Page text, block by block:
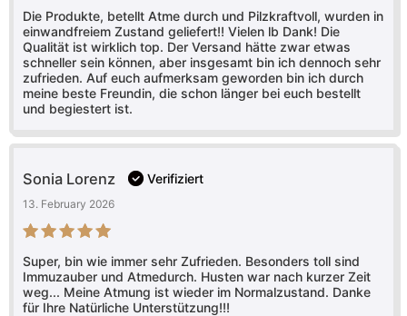
Bewertet mit
von 5
Die Produkte, betellt Atme durch und Pilzkraftvoll, wurden in
einwandfreiem Zustand geliefert!! Vielen lb Dank! Die
Qualität ist wirklich top. Der Versand hätte zwar etwas
schneller sein können, aber insgesamt bin ich dennoch sehr
zufrieden. Auf euch aufmerksam geworden bin ich durch
meine beste Freundin, die schon länger bei euch bestellt
und begiestert ist.
Bewertet mit
von 5
Sonia Lorenz Verifiziert
13. February 2026
Super, bin wie immer sehr Zufrieden. Besonders toll sind
Immuzauber und Atmedurch. Husten war nach kurzer Zeit
weg... Meine Atmung ist wieder im Normalzustand. Danke
für Ihre Natürliche Unterstützung!!!